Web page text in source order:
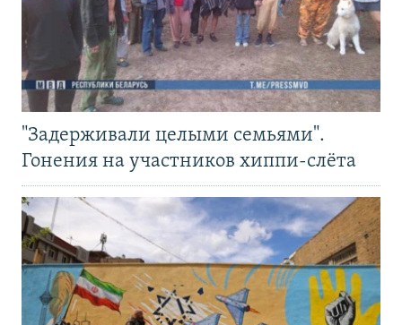
"Задерживали целыми семьями".
Гонения на участников хиппи-слёта